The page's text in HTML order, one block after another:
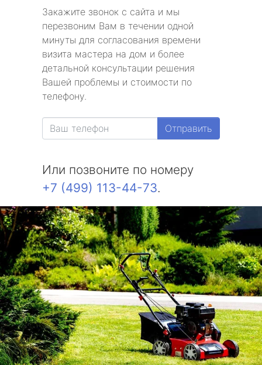
Закажите звонок с сайта и мы
перезвоним Вам в течении одной
минуты для согласования времени
визита мастера на дом и более
детальной консультации решения
Вашей проблемы и стоимости по
телефону.
Отправить
Или позвоните по номеру
+7 (499) 113-44-73.